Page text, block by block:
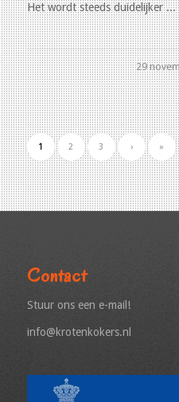
Het wordt steeds duidelijker ...
29
1 2 3 › »
Contact
Stuur ons een e-mail!
info@krotenkokers.nl